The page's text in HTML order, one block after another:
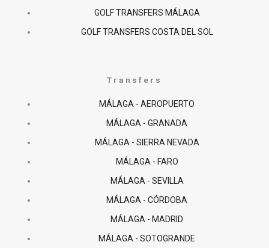
GOLF TRANSFERS MÁLAGA
GOLF TRANSFERS COSTA DEL SOL
Transfers
MÁLAGA - AEROPUERTO
MÁLAGA - GRANADA
MÁLAGA - SIERRA NEVADA
MÁLAGA - FARO
MÁLAGA - SEVILLA
MÁLAGA - CÓRDOBA
MÁLAGA - MADRID
MÁLAGA - SOTOGRANDE